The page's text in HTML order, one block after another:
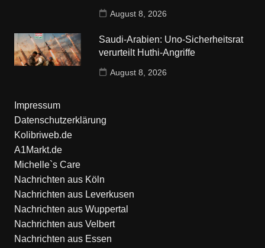
August 8, 2026
Saudi-Arabien: Uno-Sicherheitsrat
verurteilt Huthi-Angriffe
August 8, 2026
Impressum
Datenschutzerklärung
Kolibriweb.de
A1Markt.de
Michelle`s Care
Nachrichten aus Köln
Nachrichten aus Leverkusen
Nachrichten aus Wuppertal
Nachrichten aus Velbert
Nachrichten aus Essen